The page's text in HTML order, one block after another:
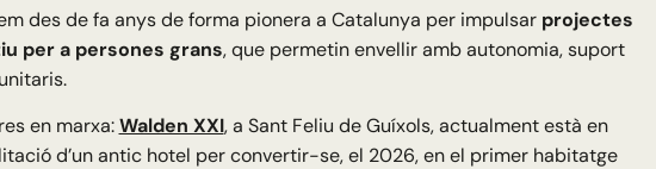
des de fa anys de forma pionera a Catalunya per impulsar projectes
per a persones grans, que permetin envellir amb autonomia, suport
en marxa:Walden XXI, a Sant Feliu de Guíxols, actualment està en
d’un antic hotel per convertir-se, el 2026, en el primer habitatge